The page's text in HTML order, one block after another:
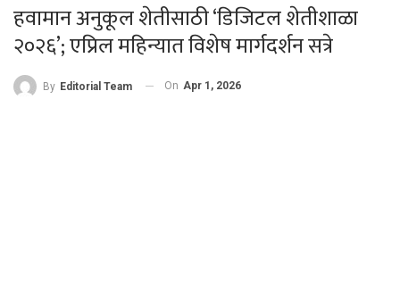
हवामान अनुकूल शेतीसाठी ‘डिजिटल शेतीशाळा
२०२६’; एप्रिल महिन्यात विशेष मार्गदर्शन सत्रे
By Editorial Team On Apr 1, 2026